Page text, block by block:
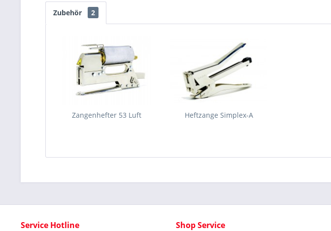
Zubehör 2
Zangenhefter 53 Luft Heftzange Simplex-A
Service Hotline Shop Service